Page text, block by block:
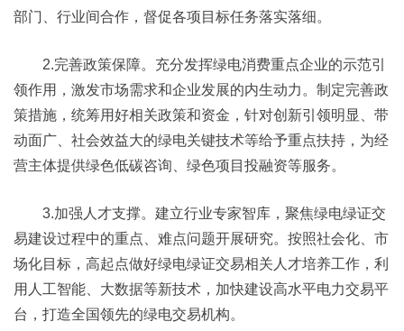
部门、行业间合作，督促各项目标任务落实落细。
2.完善政策保障。充分发挥绿电消费重点企业的示范引
领作用，激发市场需求和企业发展的内生动力。制定完善政
策措施，统筹用好相关政策和资金，针对创新引领明显、带
动面广、社会效益大的绿电关键技术等给予重点扶持，为经
营主体提供绿色低碳咨询、绿色项目投融资等服务。
3.加强人才支撑。建立行业专家智库，聚焦绿电绿证交
易建设过程中的重点、难点问题开展研究。按照社会化、市
场化目标，高起点做好绿电绿证交易相关人才培养工作，利
用人工智能、大数据等新技术，加快建设高水平电力交易平
台，打造全国领先的绿电交易机构。